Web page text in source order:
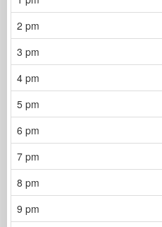
2 pm
3 pm
4 pm
5 pm
6 pm
7 pm
8 pm
9 pm